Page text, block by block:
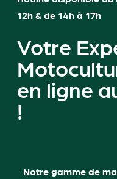
12h & de 14h à 17h
Votre
en ligne
!
Notre gamme de